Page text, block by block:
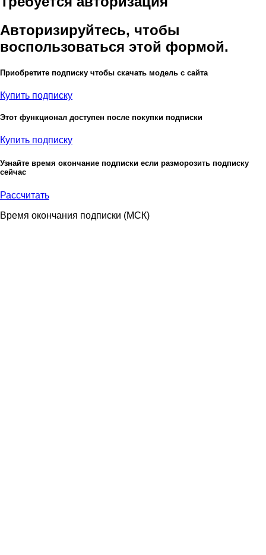
Авторизируйтесь, чтобы
воспользоваться этой формой.
Приобретите подписку чтобы скачать модель с сайта
Купить подписку
Этот функционал доступен после покупки подписки
Купить подписку
Узнайте время окончание подписки если разморозить подписку
сейчас
Рассчитать
Время окончания подписки (МСК)